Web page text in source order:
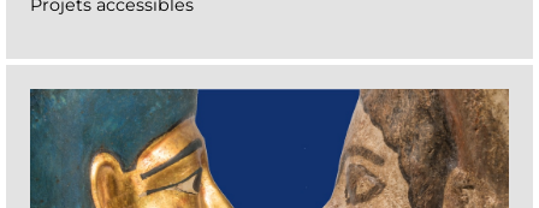
Projets accessibles